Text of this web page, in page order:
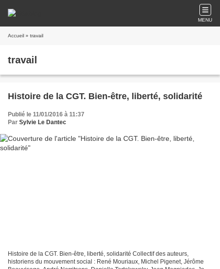
MENU
Accueil » travail
travail
Histoire de la CGT. Bien-être, liberté, solidarité
Publié le 11/01/2016 à 11:37
Par Sylvie Le Dantec
Histoire de la CGT. Bien-être, liberté, solidarité Collectif des auteurs,
historiens du mouvement social : René Mouriaux, Michel Pigenet, Jérôme